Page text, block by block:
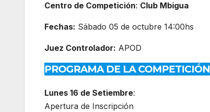
Centro de Competición: Club Mbigua
Fechas: Sábado 05 de octubre 14:00hs
Juez Controlador: APOD
PROGRAMA DE LA COMPETICIÓN
Lunes 16 de Setiembre:
Apertura de Inscripción